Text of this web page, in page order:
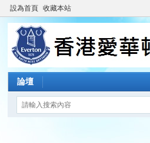
設為首頁 收藏本站
論壇